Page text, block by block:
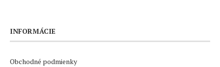
INFORMÁCIE
Obchodné podmienky